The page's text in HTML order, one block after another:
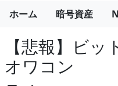
ホーム 暗号資産
【悲報】ビ
オワコン